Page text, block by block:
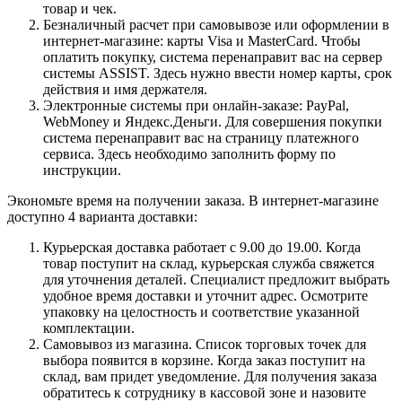
товар и чек.
Безналичный расчет при самовывозе или оформлении в
интернет-магазине: карты Visa и MasterCard. Чтобы
оплатить покупку, система перенаправит вас на сервер
системы ASSIST. Здесь нужно ввести номер карты, срок
действия и имя держателя.
Электронные системы при онлайн-заказе: PayPal,
WebMoney и Яндекс.Деньги. Для совершения покупки
система перенаправит вас на страницу платежного
сервиса. Здесь необходимо заполнить форму по
инструкции.
Экономьте время на получении заказа. В интернет-магазине
доступно 4 варианта доставки:
Курьерская доставка работает с 9.00 до 19.00. Когда
товар поступит на склад, курьерская служба свяжется
для уточнения деталей. Специалист предложит выбрать
удобное время доставки и уточнит адрес. Осмотрите
упаковку на целостность и соответствие указанной
комплектации.
Самовывоз из магазина. Список торговых точек для
выбора появится в корзине. Когда заказ поступит на
склад, вам придет уведомление. Для получения заказа
обратитесь к сотруднику в кассовой зоне и назовите